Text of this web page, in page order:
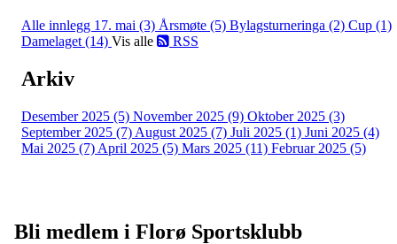
Alle innlegg 17. mai (3) Årsmøte (5) Bylagsturneringa (2) Cup (1)
Damelaget (14) Vis alle RSS
Arkiv
Desember 2025 (5) November 2025 (9) Oktober 2025 (3)
September 2025 (7) August 2025 (7) Juli 2025 (1) Juni 2025 (4)
Mai 2025 (7) April 2025 (5) Mars 2025 (11) Februar 2025 (5)
Bli medlem i Florø Sportsklubb